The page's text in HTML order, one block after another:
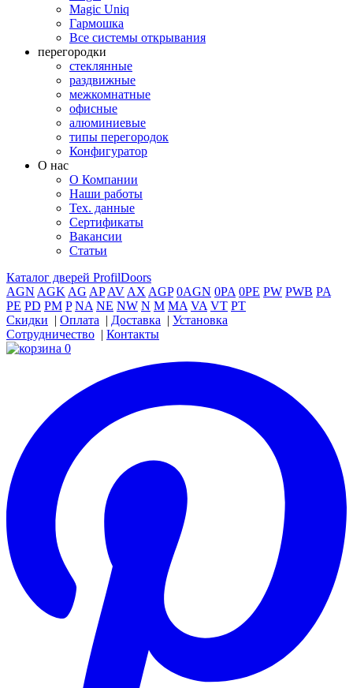
Magic Uniq
Гармошка
Все системы открывания
перегородки
стеклянные
раздвижные
межкомнатные
офисные
алюминиевые
типы перегородок
Конфигуратор
О нас
О Компании
Наши работы
Тех. данные
Сертификаты
Вакансии
Статьи
Каталог дверей ProfilDoors
AGN AGKAG APAVAXAGP 0AGN 0PA 0PE PW PWB PA
PE PD PM P NA NE NW N M MA VA VT PT
Скидки
Оплата Доставка
Установка
Сотрудничество
Контакты
0